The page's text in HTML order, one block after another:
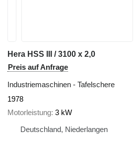
Hera HSS III / 3100 x 2,0
Preis auf Anfrage
Industriemaschinen - Tafelschere
1978
Motorleistung 3 kW
Deutschland, Niederlangen